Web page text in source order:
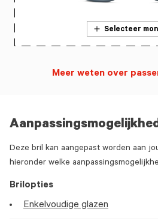
Deze bril kan aangepast worden aan
hieronder welke
Brilopties
Enkelvoudige glazen
Selecteer
Meer weten over